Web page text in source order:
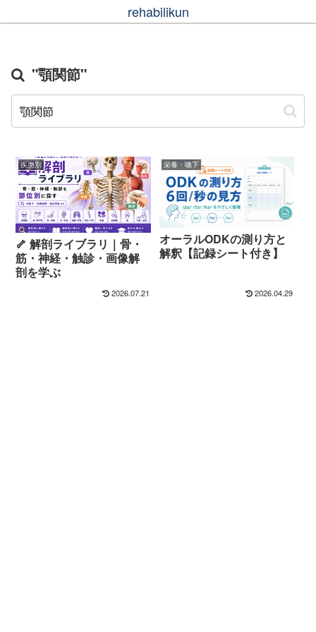
rehabilikun
"顎関節"
疾患別
🦴 解剖ライブラリ｜骨・
筋・神経・触診・画像解
剖を学ぶ
2026.07.21
栄養・嚥下
オーラルODKの測り方と
解釈【記録シート付き】
2026.04.29